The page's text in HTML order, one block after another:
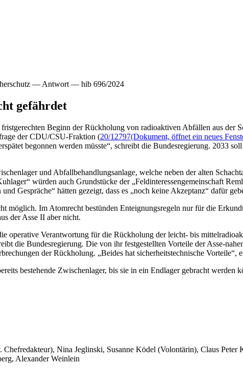
— Antwort — hib 696/2024
gefährdet
Beginn der Rückholung von radioaktiven Abfällen aus der
der CDU/CSU-Fraktion (20/12797(Dokument, öffnet ein neues
begonnen werden müsste“, schreibt die Bundesregierung. 2033
und Abfallbehandlungsanlage, welche neben der alten
würden auch Grundstücke der „Feldinteressengemeinschaft
Gespräche“ hätten gezeigt, dass es „noch keine Akzeptanz“ dafür
möglich. Im Atomrecht bestünden Enteignungsregeln nur für die
der Asse II aber nicht.
operative Verantwortung für die Rückholung der leicht- bis
die Bundesregierung. Die von ihr festgestellten Vorteile der Asse-
der Rückholung. „Beides hat sicherheitstechnische Vorteile“,
bestehende Zwischenlager, bis sie in ein Endlager gebracht werden
Nina Jeglinski, Susanne Ködel (Volontärin), Claus Peter
Alexander Weinlein